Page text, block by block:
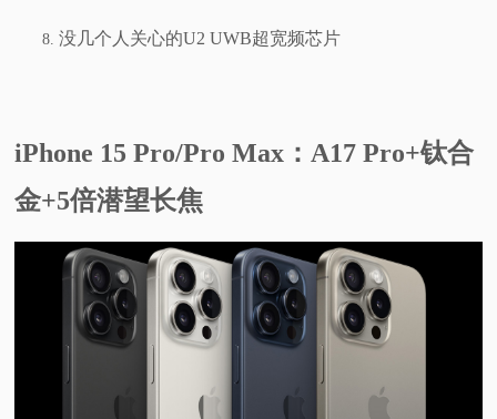
没几个人关心的U2 UWB超宽频芯片
iPhone 15 Pro/Pro Max：A17 Pro+钛合
金+5倍潜望长焦